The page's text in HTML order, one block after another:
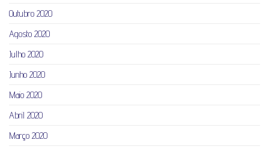
Outubro 2020
Agosto 2020
Julho 2020
Junho 2020
Maio 2020
Abril 2020
Março 2020